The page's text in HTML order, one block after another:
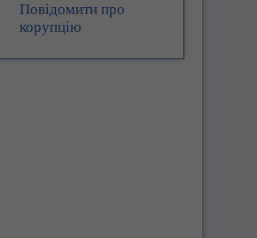
Повідомити про
корупцію